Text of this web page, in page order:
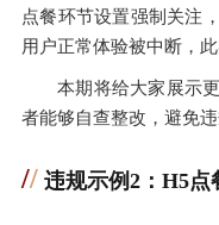
点餐环节设置强制关注
用户正常体验被中断，
本期将给大家展示
者能够自查整改，避免违
// 违规示例2：H5